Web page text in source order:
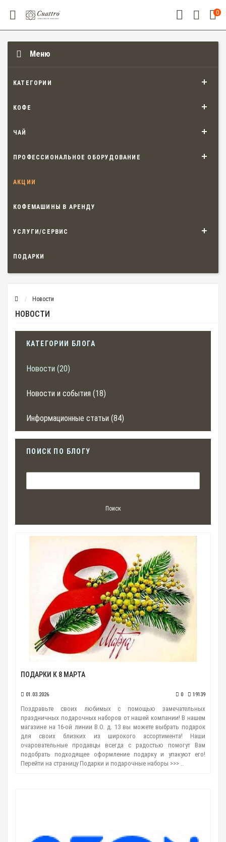
0
Меню
КАТЕГОРИИ
КОФЕ
ЧАЙ
ПРОФЕССИОНАЛЬНОЕ ОБОРУДОВАНИЕ
АКЦИИ
КОФЕМАШИНЫ В АРЕНДУ
УСЛУГИ/СЕРВИС
ПОДАРКИ
Новости
НОВОСТИ
КАТЕГОРИИ БЛОГА
Новости (20)
Новости и события (18)
Информационные статьи (84)
ПОИСК ПО БЛОГУ
ПОДАРКИ К 8 МАРТА
01.03.2026 0 19139
Поздравьте своих любимых с помощью замечательных
праздничных подарочных наборов от нашей компании! В нашем
магазине на 16-ой линии В.О. д. 13 вы можете выбрать подарок
для своих близких из широкого ассортимента! Наши
очаровательные продавцы всегда с радостью помогут Вам
подобрать подходящее оформление подарку и упакуют его!
Перейти на страницу Подарки и подарочные наборы >>> ..